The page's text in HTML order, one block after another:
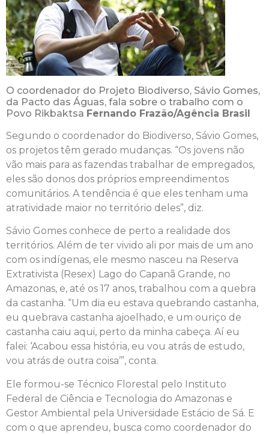
O coordenador do Projeto Biodiverso, Sávio Gomes,
da Pacto das Águas, fala sobre o trabalho com o
Povo Rikbaktsa Fernando Frazão/Agência Brasil
Segundo o coordenador do Biodiverso, Sávio Gomes,
os projetos têm gerado mudanças. “Os jovens não
vão mais para as fazendas trabalhar de empregados,
eles são donos dos próprios empreendimentos
comunitários. A tendência é que eles tenham uma
atratividade maior no território deles”, diz.
Sávio Gomes conhece de perto a realidade dos
territórios. Além de ter vivido ali por mais de um ano
com os indígenas, ele mesmo nasceu na Reserva
Extrativista (Resex) Lago do Capanã Grande, no
Amazonas, e, até os 17 anos, trabalhou com a quebra
da castanha. “Um dia eu estava quebrando castanha,
eu quebrava castanha ajoelhado, e um ouriço de
castanha caiu aqui, perto da minha cabeça. Aí eu
falei: ‘Acabou essa história, eu vou atrás de estudo,
vou atrás de outra coisa’”, conta.
Ele formou-se Técnico Florestal pelo Instituto
Federal de Ciência e Tecnologia do Amazonas e
Gestor Ambiental pela Universidade Estácio de Sá. E
com o que aprendeu, busca como coordenador do